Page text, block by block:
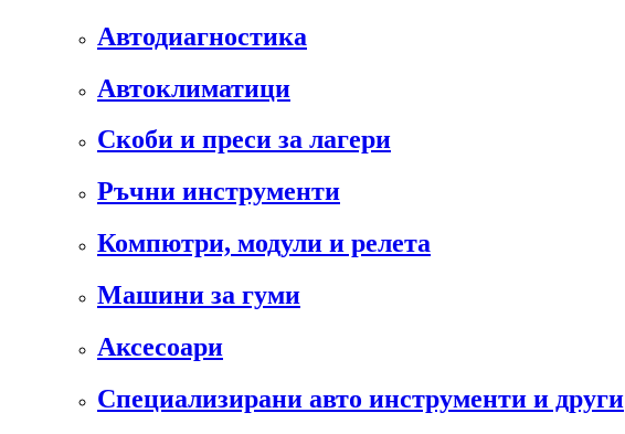
Автодиагностика
Автоклиматици
Скоби и преси за лагери
Ръчни инструменти
Компютри, модули и релета
Машини за гуми
Аксесоари
Специализирани авто инструменти и други